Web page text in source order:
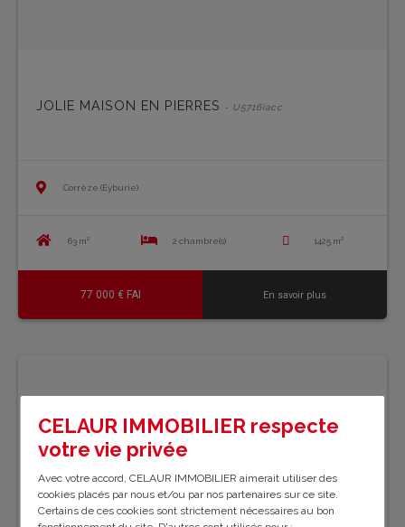
JOLIE MAISON EN PIERRES - U5716iacc
Corrèze (Eyburie)
63 m² 2 chambre(s) 1425 m²
77 000 € FAI En savoir plus
CELAUR IMMOBILIER respecte
votre vie privée
Avec votre accord, CELAUR IMMOBILIER aimerait utiliser des
cookies placés par nous et/ou par nos partenaires sur ce site.
Certains de ces cookies sont strictement nécessaires au bon